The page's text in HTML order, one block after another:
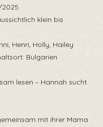
klein bis
Henri, Holly, Hailey
Bulgarien
lesen – Hannah sucht
mit ihrer Mama